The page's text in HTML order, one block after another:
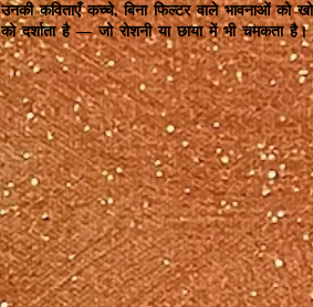
उनकी कविताएँ कच्चे, बिना फिल्टर वाले भावनाओं
को दर्शाता है — जो रोशनी या छाया में भी चमकता है।